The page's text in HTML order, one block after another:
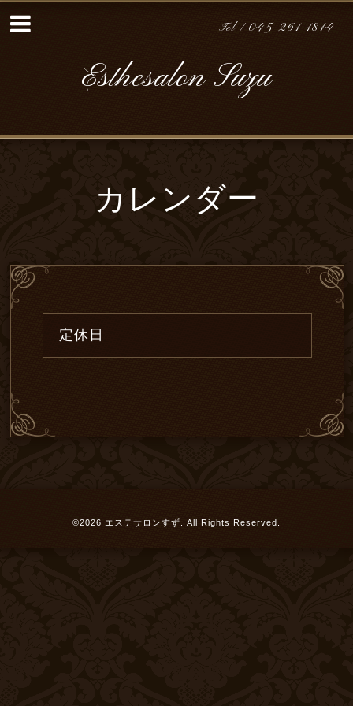
Tel / 045-261-1814
Esthesalon Suzu
カレンダー
定休日
©2026 エステサロンすず . All Rights Reserved.